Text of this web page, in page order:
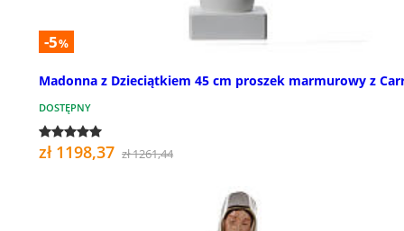
-5%
Madonna z Dzieciątkiem 45 cm proszek marmurowy z
DOSTĘPNY
zł 1198,37 zł 1261,44